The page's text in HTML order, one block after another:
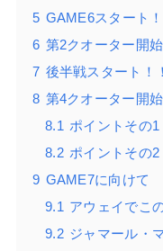
5 GAME6スタート！
6 第2クオーター開始
7 後半戦スタート！！
8 第4クオーター開始
8.1 ポイントその1
8.2 ポイントその2
9 GAME7に向けて
9.1 アウェイでこ
9.2 ジャマール・